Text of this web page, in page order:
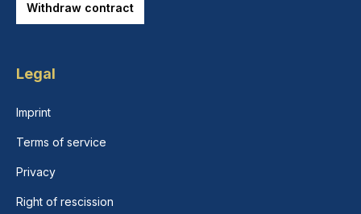
Withdraw contract
Legal
Imprint
Terms of service
Privacy
Right of rescission